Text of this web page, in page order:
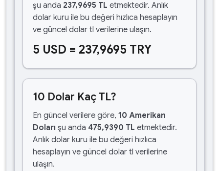
şu anda 237,9695 TL etmektedir. Anlık
dolar kuru ile bu değeri hızlıca hesaplayın
ve güncel dolar tl verilerine ulaşın.
5 USD = 237,9695 TRY
10 Dolar Kaç TL?
En güncel verilere göre, 10 Amerikan
Doları şu anda 475,9390 TL etmektedir.
Anlık dolar kuru ile bu değeri hızlıca
hesaplayın ve güncel dolar tl verilerine
ulaşın.